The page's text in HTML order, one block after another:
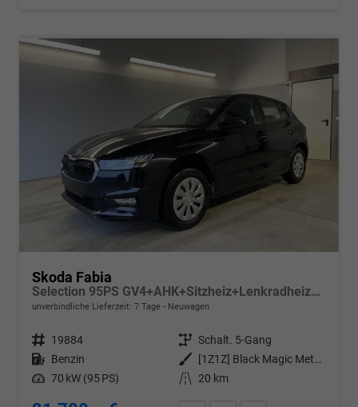
Skoda Fabia
Selection 95PS GV4+AHK+Sitzheiz+Lenkradheiz+Climatronic+Tempomat+PDC
unverbindliche Lieferzeit: 7 Tage Neuwagen
Fahrzeugnr. 19884 Getriebe Schalt. 5-Gang
Kraftstoff Benzin Außenfarbe
[1Z1Z] Black Magic Metallic
Leistung 70 kW (95 PS) Kilometerstand 20 km